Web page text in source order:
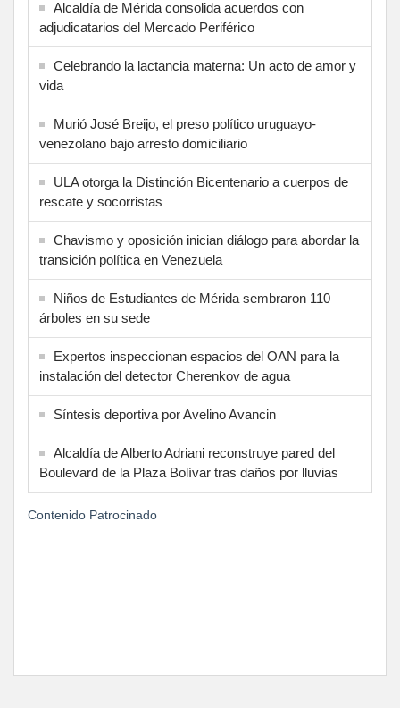
Alcaldía de Mérida consolida acuerdos con
adjudicatarios del Mercado Periférico
Celebrando la lactancia materna: Un acto de amor y
vida
Murió José Breijo, el preso político uruguayo-
venezolano bajo arresto domiciliario
ULA otorga la Distinción Bicentenario a cuerpos de
rescate y socorristas
Chavismo y oposición inician diálogo para abordar la
transición política en Venezuela
Niños de Estudiantes de Mérida sembraron 110
árboles en su sede
Expertos inspeccionan espacios del OAN para la
instalación del detector Cherenkov de agua
Síntesis deportiva por Avelino Avancin
Alcaldía de Alberto Adriani reconstruye pared del
Boulevard de la Plaza Bolívar tras daños por lluvias
Contenido Patrocinado